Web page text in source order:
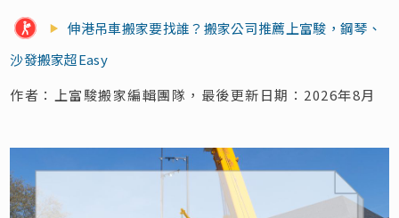
伸港吊車搬家要找誰？搬家公司推薦上富駿，鋼琴、
沙發搬家超Easy
作者：上富駿搬家編輯團隊，最後更新日期：2026年8月